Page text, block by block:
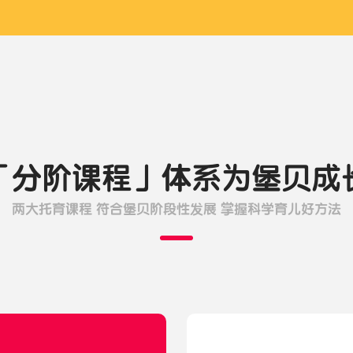
分阶课程」体系为堡贝成
两大托育课程 符合堡贝阶段性发展 掌握科学育儿好方法